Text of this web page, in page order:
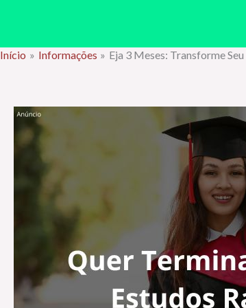
Ir
conteúdo
Início Informações Eja 3 Meses: Transforme